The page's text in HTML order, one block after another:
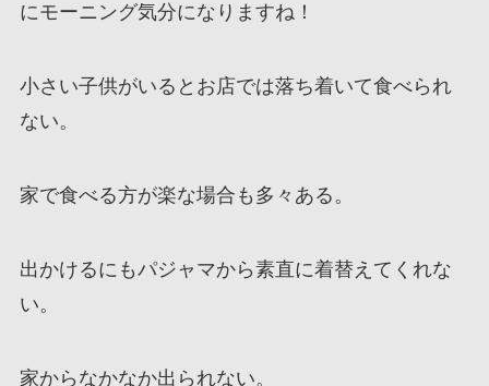
にモーニング気分になりますね！
小さい子供がいるとお店では落ち着いて食べられ
ない。
家で食べる方が楽な場合も多々ある。
出かけるにもパジャマから素直に着替えてくれな
い。
家からなかなか出られない。